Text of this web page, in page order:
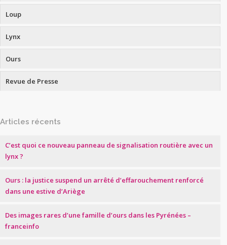
Loup
Lynx
Ours
Revue de Presse
Articles récents
C’est quoi ce nouveau panneau de signalisation routière avec un
lynx ?
Ours : la justice suspend un arrêté d’effarouchement renforcé
dans une estive d’Ariège
Des images rares d’une famille d’ours dans les Pyrénées –
franceinfo